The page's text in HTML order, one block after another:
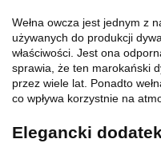
Wełna owcza jest jednym z
używanych do produkcji
właściwości. Jest ona
sprawia, że ten marokański
przez wiele lat. Ponadto
co wpływa korzystnie na
Elegancki